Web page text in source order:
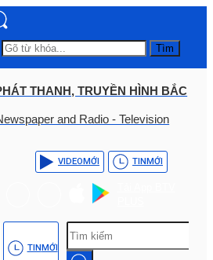
Tìm
THANH, TRUYỀN HÌNH BẮC
and Radio - Television
VIDEOMỚI TINMỚI
TINMỚI